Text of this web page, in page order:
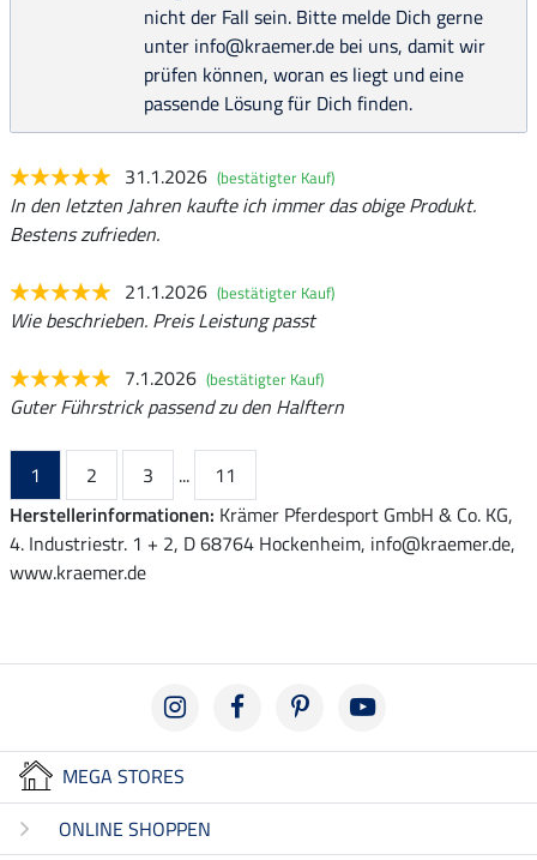
nicht der Fall sein. Bitte melde Dich gerne
unter info@kraemer.de bei uns, damit wir
prüfen können, woran es liegt und eine
passende Lösung für Dich finden.
31.1.2026 (bestätigter Kauf)
In den letzten Jahren kaufte ich immer das obige Produkt.
Bestens zufrieden.
21.1.2026 (bestätigter Kauf)
Wie beschrieben. Preis Leistung passt
7.1.2026 (bestätigter Kauf)
Guter Führstrick passend zu den Halftern
1 2 3 ...
11
Herstellerinformationen: Krämer Pferdesport GmbH & Co. KG,
4. Industriestr. 1 + 2, D 68764 Hockenheim, info@kraemer.de,
www.kraemer.de
MEGA STORES
ONLINE SHOPPEN